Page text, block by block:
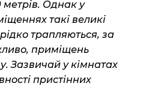
метрів. Однак у
такі великі
трапляються, за
приміщень
Зазвичай у кімнатах
пристінних